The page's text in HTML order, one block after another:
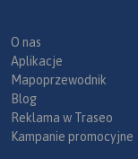
O nas
Aplikacje
Mapoprzewodnik
Blog
Reklama w Traseo
Kampanie promocyjne